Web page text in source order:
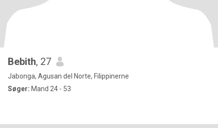
Bebith, 27
Jabonga, Agusan del Norte, Filippinerne
Søger: Mand 24 - 53